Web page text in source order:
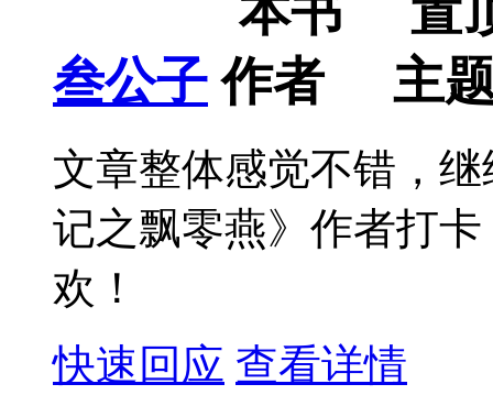
叁公子
文章整体感觉不错，
记之飘零燕》作者打
欢！
快速回应 查看详情